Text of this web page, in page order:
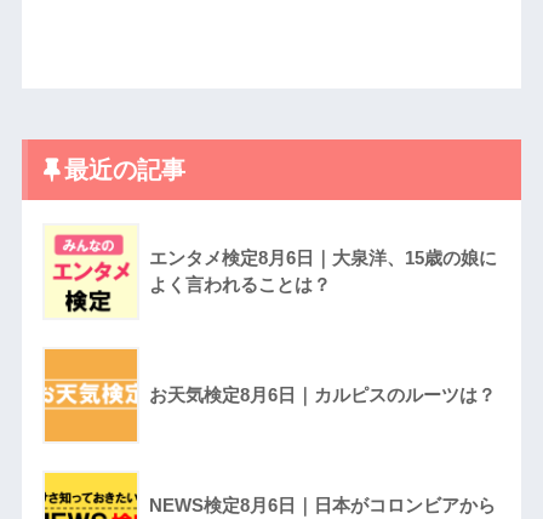
最近の記事
エンタメ検定8月6日｜大泉洋、15歳の娘に
よく言われることは？
お天気検定8月6日｜カルピスのルーツは？
NEWS検定8月6日｜日本がコロンビアから